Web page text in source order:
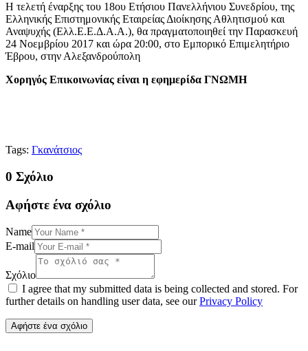
Η τελετή έναρξης του 18ου Ετήσιου Πανελλήνιου Συνεδρίου, της
Ελληνικής Επιστημονικής Εταιρείας Διοίκησης Αθλητισμού και
Αναψυχής (Ελλ.Ε.Ε.Δ.Α.Α.), θα πραγματοποιηθεί την Παρασκευή
24 Νοεμβρίου 2017 και ώρα 20:00, στο Εμπορικό Επιμελητήριο
Έβρου, στην Αλεξανδρούπολη
Χορηγός Επικοινωνίας είναι η εφημερίδα ΓΝΩΜΗ
Tags: Γκανάτσιος
0 Σχόλιο
Αφήστε ένα σχόλιο
Name
E-mail
Σχόλιο
I agree that my submitted data is being collected and stored. For
further details on handling user data, see ourPrivacy Policy